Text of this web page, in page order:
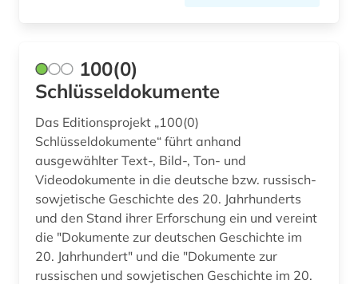
aquarell (1)
arabisch (12)
arabische literatur (1)
arabische staaten (3)
arabistik (6)
arbeit (1)
arbeiterbewegung (11)
100(0)
Schlüsseldokumente
Das Editionsprojekt „100(0)
Schlüsseldokumente“ führt anhand
ausgewählter Text-, Bild-, Ton- und
Videodokumente in die deutsche bzw. russisch-
sowjetische Geschichte des 20. Jahrhunderts
und den Stand ihrer Erforschung ein und vereint
die "Dokumente zur deutschen Geschichte im
20. Jahrhundert" und die "Dokumente zur
russischen und sowjetischen Geschichte im 20.